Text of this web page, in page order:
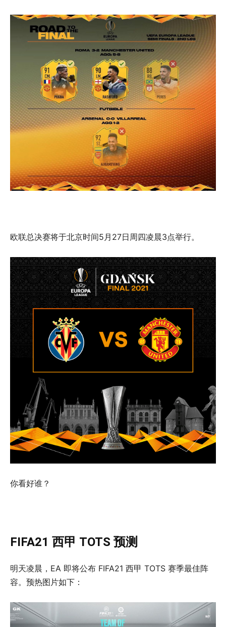
欧联总决赛将于北京时间5月27日周四凌晨3点举行。
你看好谁？
FIFA21 西甲 TOTS 预测
明天凌晨，EA 即将公布 FIFA21 西甲 TOTS 赛季最佳阵
容。预热图片如下：